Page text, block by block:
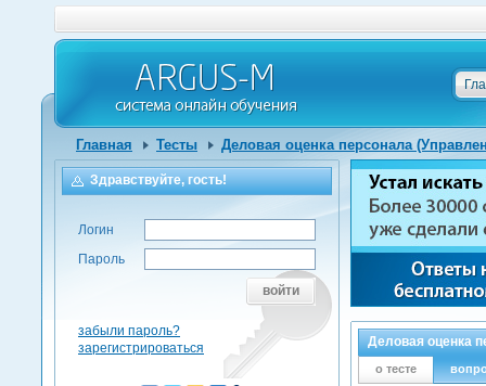
Главная Тесты Деловая оценка персонала
Деловая оценка
о тесте
Здравствуйте, гость!
Логин
Пароль
войти
забыли пароль?
зарегистрироваться